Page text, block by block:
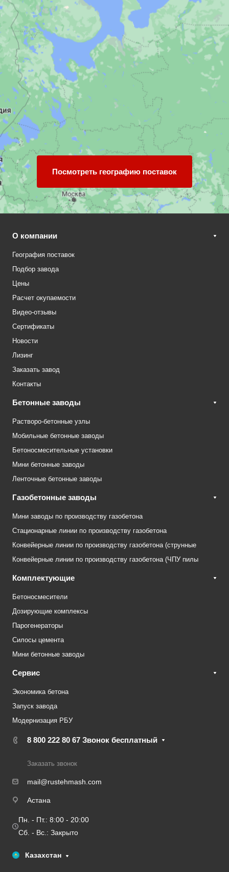
Посмотреть географию поставок
О компании
География поставок
Подбор завода
Цены
Расчет окупаемости
Видео-отзывы
Сертификаты
Новости
Лизинг
Заказать завод
Контакты
Бетонные заводы
Растворо-бетонные узлы
Мобильные бетонные заводы
Бетоносмесительные установки
Мини бетонные заводы
Ленточные бетонные заводы
Газобетонные заводы
Мини заводы по производству газобетона
Стационарные линии по производству газобетона
Конвейерные линии по производству газобетона (струнные
Конвейерные линии по производству газобетона (ЧПУ пилы
Комплектующие
Бетоносмесители
Дозирующие комплексы
Парогенераторы
Силосы цемента
Мини бетонные заводы
Сервис
Экономика бетона
Запуск завода
Модернизация РБУ
8 800 222 80 67 Звонок бесплатный
Заказать звонок
mail@rustehmash.com
Астана
Пн. - Пт.: 8:00 - 20:00
Сб. - Вс.: Закрыто
Казахстан